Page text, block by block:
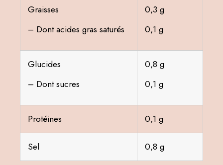
Graisses
– Dont acides gras saturés
0,3 g
0,1 g
Glucides
– Dont sucres
0,8 g
0,1 g
Protéines 0,1 g
Sel 0,8 g